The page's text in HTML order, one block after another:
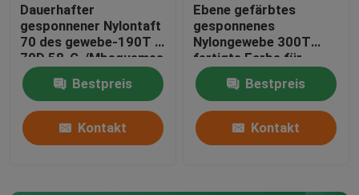
Dauerhafter
gesponnener Nylontaft
70 des gewebe-190T *
70D 58-G-/Mbequemes
Handgefühl
Bestpreis
Kontakt
Ebene gefärbtes
gesponnenes
Nylongewebe 300T
fertigte Farbe für
Sportkleidung
besonders anBestpreis
Kontakt